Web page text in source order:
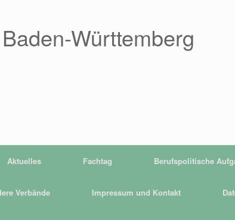
Württemberg
Aktuelles Fachtag Berufspolitische
Verbände Impressum und Kontakt